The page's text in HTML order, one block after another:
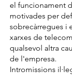
el funcionament
motivades per
sobrecàrregues i
xarxes de
qualsevol altra
de l'empresa.
Intromissions